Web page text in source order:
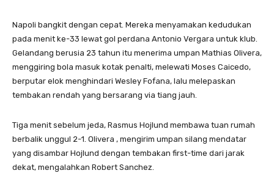
Napoli bangkit dengan cepat. Mereka menyamakan kedudukan
pada menit ke-33 lewat gol perdana Antonio Vergara untuk klub.
Gelandang berusia 23 tahun itu menerima umpan Mathias Olivera,
menggiring bola masuk kotak penalti, melewati Moses Caicedo,
berputar elok menghindari Wesley Fofana, lalu melepaskan
tembakan rendah yang bersarang via tiang jauh.
Tiga menit sebelum jeda, Rasmus Hojlund membawa tuan rumah
berbalik unggul 2-1. Olivera , mengirim umpan silang mendatar
yang disambar Hojlund dengan tembakan first-time dari jarak
dekat, mengalahkan Robert Sanchez.